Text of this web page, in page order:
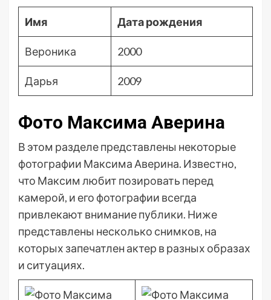
Имя Дата рождения
Вероника 2000
Дарья 2009
Фото Максима Аверина
В этом разделе представлены некоторые
фотографии Максима Аверина. Известно,
что Максим любит позировать перед
камерой, и его фотографии всегда
привлекают внимание публики. Ниже
представлены несколько снимков, на
которых запечатлен актер в разных образах
и ситуациях.